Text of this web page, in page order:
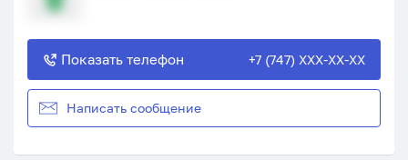
Показать телефон +7 (747) XXX-XX-XX
Написать сообщение